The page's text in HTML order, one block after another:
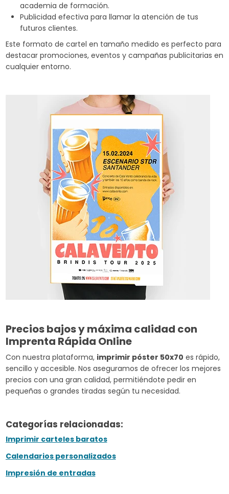
academia de formación.
Publicidad efectiva para llamar la atención de tus
futuros clientes.
Este formato de cartel en tamaño medido es perfecto para
destacar promociones, eventos y campañas publicitarias en
cualquier entorno.
Precios bajos y máxima calidad con
Imprenta Rápida Online
Con nuestra plataforma, imprimir póster 50x70 es rápido,
sencillo y accesible. Nos aseguramos de ofrecer los mejores
precios con una gran calidad, permitiéndote pedir en
pequeñas o grandes tiradas según tu necesidad.
Categorías relacionadas:
Imprimir carteles baratos
Calendarios personalizados
Impresión de entradas